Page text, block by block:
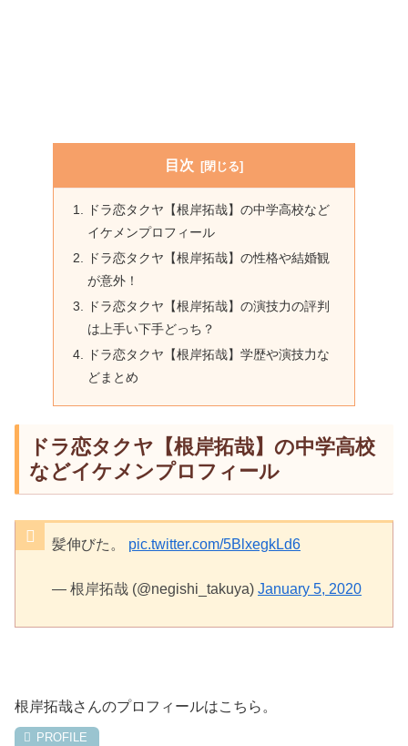
目次
ドラ恋タクヤ【根岸拓哉】の中学高校など
イケメンプロフィール
ドラ恋タクヤ【根岸拓哉】の性格や結婚観
が意外！
ドラ恋タクヤ【根岸拓哉】の演技力の評判
は上手い下手どっち？
ドラ恋タクヤ【根岸拓哉】学歴や演技力な
どまとめ
ドラ恋タクヤ【根岸拓哉】の中学高校
などイケメンプロフィール
髪伸びた。 pic.twitter.com/5BlxegkLd6
— 根岸拓哉 (@negishi_takuya) January 5, 2020
根岸拓哉さんのプロフィールはこちら。